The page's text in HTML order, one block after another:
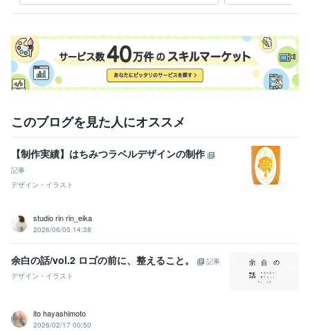
このブログを見た人にオススメ
【制作実績】はちみつラベルデザインの制作
記事
デザイン・イラスト
studio rin rin_eika
2026/06/05 14:38
余白の話/vol.2 ロゴの前に、整えること。
記事
デザイン・イラスト
ito hayashimoto
2026/02/17 00:50